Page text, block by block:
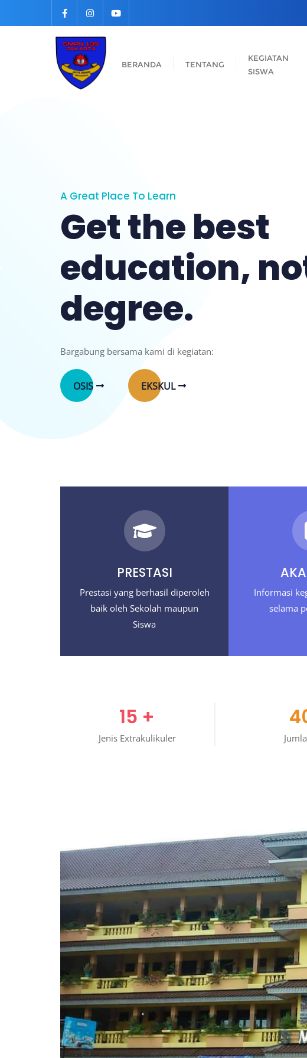
to
BERANDA TENTANG
KEGIATAN
SISWA
A Great Place To Learn
Get the best
education,
degree.
Bargabung bersama kami di kegiatan:
OSIS EKSKUL
PRESTASI
Prestasi yang berhasil diperoleh
baik oleh Sekolah maupun
Siswa
Informasi
selama
15 +
Jenis Extrakulikuler